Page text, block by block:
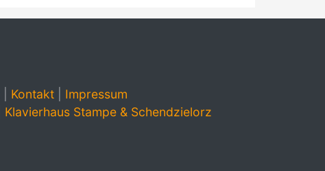
Kontakt| Impressum
Klavierhaus Stampe & Schendzielorz